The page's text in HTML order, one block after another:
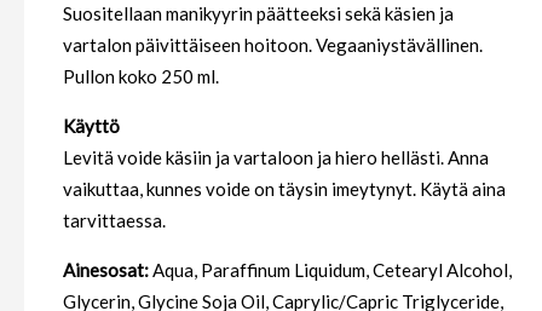
Suositellaan manikyyrin päätteeksi sekä käsien ja
vartalon päivittäiseen hoitoon. Vegaaniystävällinen.
Pullon koko 250 ml.
Käyttö
Levitä voide käsiin ja vartaloon ja hiero hellästi. Anna
vaikuttaa, kunnes voide on täysin imeytynyt. Käytä aina
tarvittaessa.
Ainesosat:Aqua, Paraffinum Liquidum, Cetearyl Alcohol,
Glycerin, Glycine Soja Oil, Caprylic/Capric Triglyceride,